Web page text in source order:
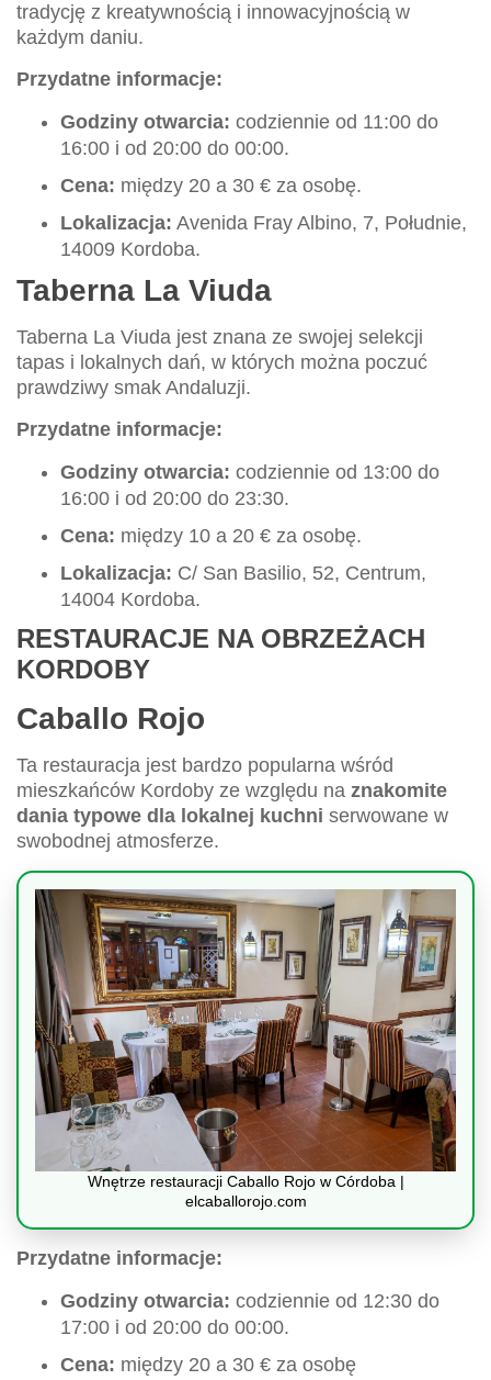
tradycję z kreatywnością i innowacyjnością w
każdym daniu.
Przydatne informacje:
Godziny otwarcia: codziennie od 11:00 do
16:00 i od 20:00 do 00:00.
Cena: między 20 a 30 € za osobę.
Lokalizacja: Avenida Fray Albino, 7, Południe,
14009 Kordoba.
Taberna La Viuda
Taberna La Viuda jest znana ze swojej selekcji
tapas i lokalnych dań, w których można poczuć
prawdziwy smak Andaluzji.
Przydatne informacje:
Godziny otwarcia: codziennie od 13:00 do
16:00 i od 20:00 do 23:30.
Cena: między 10 a 20 € za osobę.
Lokalizacja: C/ San Basilio, 52, Centrum,
14004 Kordoba.
RESTAURACJE NA OBRZEŻACH
KORDOBY
Caballo Rojo
Ta restauracja jest bardzo popularna wśród
mieszkańców Kordoby ze względu na znakomite
dania typowe dla lokalnej kuchni serwowane w
swobodnej atmosferze.
Wnętrze restauracji Caballo Rojo w Córdoba |
elcaballorojo.com
Przydatne informacje:
Godziny otwarcia: codziennie od 12:30 do
17:00 i od 20:00 do 00:00.
Cena: między 20 a 30 € za osobę